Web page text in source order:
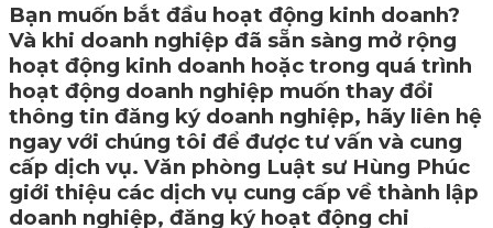
Bạn muốn bắt đầu hoạt động kinh doanh?
Và khi doanh nghiệp đã sẵn sàng mở rộng
hoạt động kinh doanh hoặc trong quá trình
hoạt động doanh nghiệp muốn thay đổi
thông tin đăng ký doanh nghiệp, hãy liên hệ
ngay với chúng tôi để được tư vấn và cung
cấp dịch vụ. Văn phòng Luật sư Hùng Phúc
giới thiệu các dịch vụ cung cấp về thành lập
doanh nghiệp, đăng ký hoạt động chi